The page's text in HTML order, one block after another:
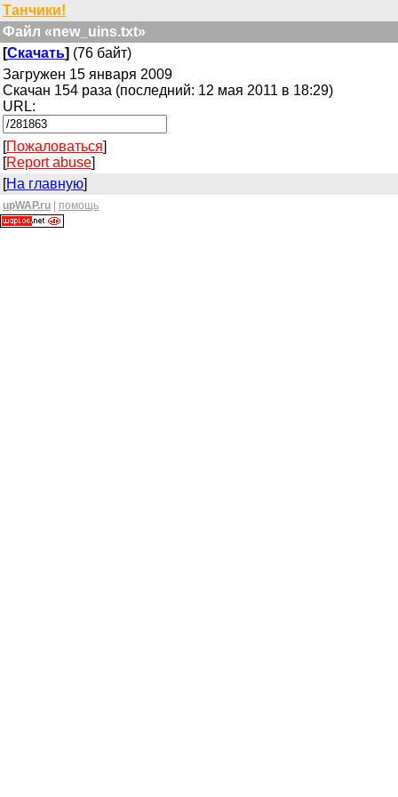
Танчики!
Файл «new_uins.txt»
[Скачать] (76 байт)
Загружен 15 января 2009
Скачан 154 раза (последний: 12 мая 2011 в 18:29)
URL:
[Пожаловаться]
[Report abuse]
[На главную]
upWAP.ru помощь